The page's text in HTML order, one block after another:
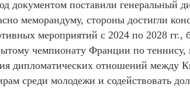
документом поставили генеральный
меморандуму, стороны достигли
мероприятий с 2024 по 2028 гг.,
чемпионату Франции по теннису,
дипломатических отношений между
среди молодежи и содействовать